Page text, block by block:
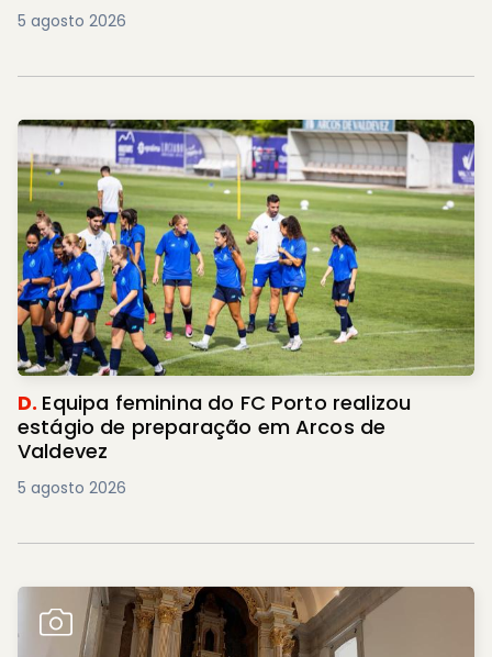
5 agosto 2026
D. Equipa feminina do FC Porto realizou
estágio de preparação em Arcos de
Valdevez
5 agosto 2026